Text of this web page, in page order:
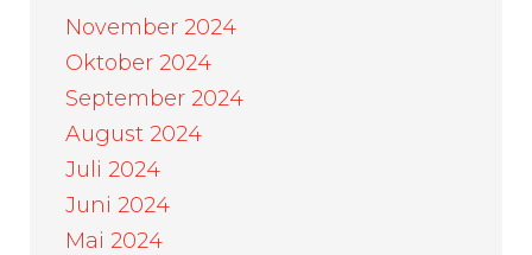
November 2024
Oktober 2024
September 2024
August 2024
Juli 2024
Juni 2024
Mai 2024